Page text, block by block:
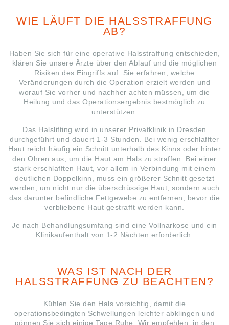
WIE LÄUFT DIE HALSSTRAFFUNG
AB?
Haben Sie sich für eine operative Halsstraffung entschieden,
klären Sie unsere Ärzte über den Ablauf und die möglichen
Risiken des Eingriffs auf. Sie erfahren, welche
Veränderungen durch die Operation erzielt werden und
worauf Sie vorher und nachher achten müssen, um die
Heilung und das Operationsergebnis bestmöglich zu
unterstützen.
Das Halslifting wird in unserer Privatklinik in Dresden
durchgeführt und dauert 1-3 Stunden. Bei wenig erschlaffter
Haut reicht häufig ein Schnitt unterhalb des Kinns oder hinter
den Ohren aus, um die Haut am Hals zu straffen. Bei einer
stark erschlafften Haut, vor allem in Verbindung mit einem
deutlichen Doppelkinn, muss ein größerer Schnitt gesetzt
werden, um nicht nur die überschüssige Haut, sondern auch
das darunter befindliche Fettgewebe zu entfernen, bevor die
verbliebene Haut gestrafft werden kann.
Je nach Behandlungsumfang sind eine Vollnarkose und ein
Klinikaufenthalt von 1-2 Nächten erforderlich.
WAS IST NACH DER
HALSSTRAFFUNG ZU BEACHTEN?
Kühlen Sie den Hals vorsichtig, damit die
operationsbedingten Schwellungen leichter abklingen und
gönnen Sie sich einige Tage Ruhe. Wir empfehlen, in den